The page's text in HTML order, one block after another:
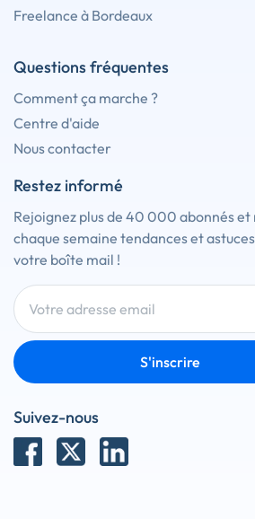
Freelance à Bordeaux
Questions fréquentes
Comment ça marche ?
Centre d'aide
Nous contacter
Restez informé
Rejoignez plus de 40 000 abonnés et
chaque semaine tendances et
votre boîte mail !
S'inscrire
Suivez-nous